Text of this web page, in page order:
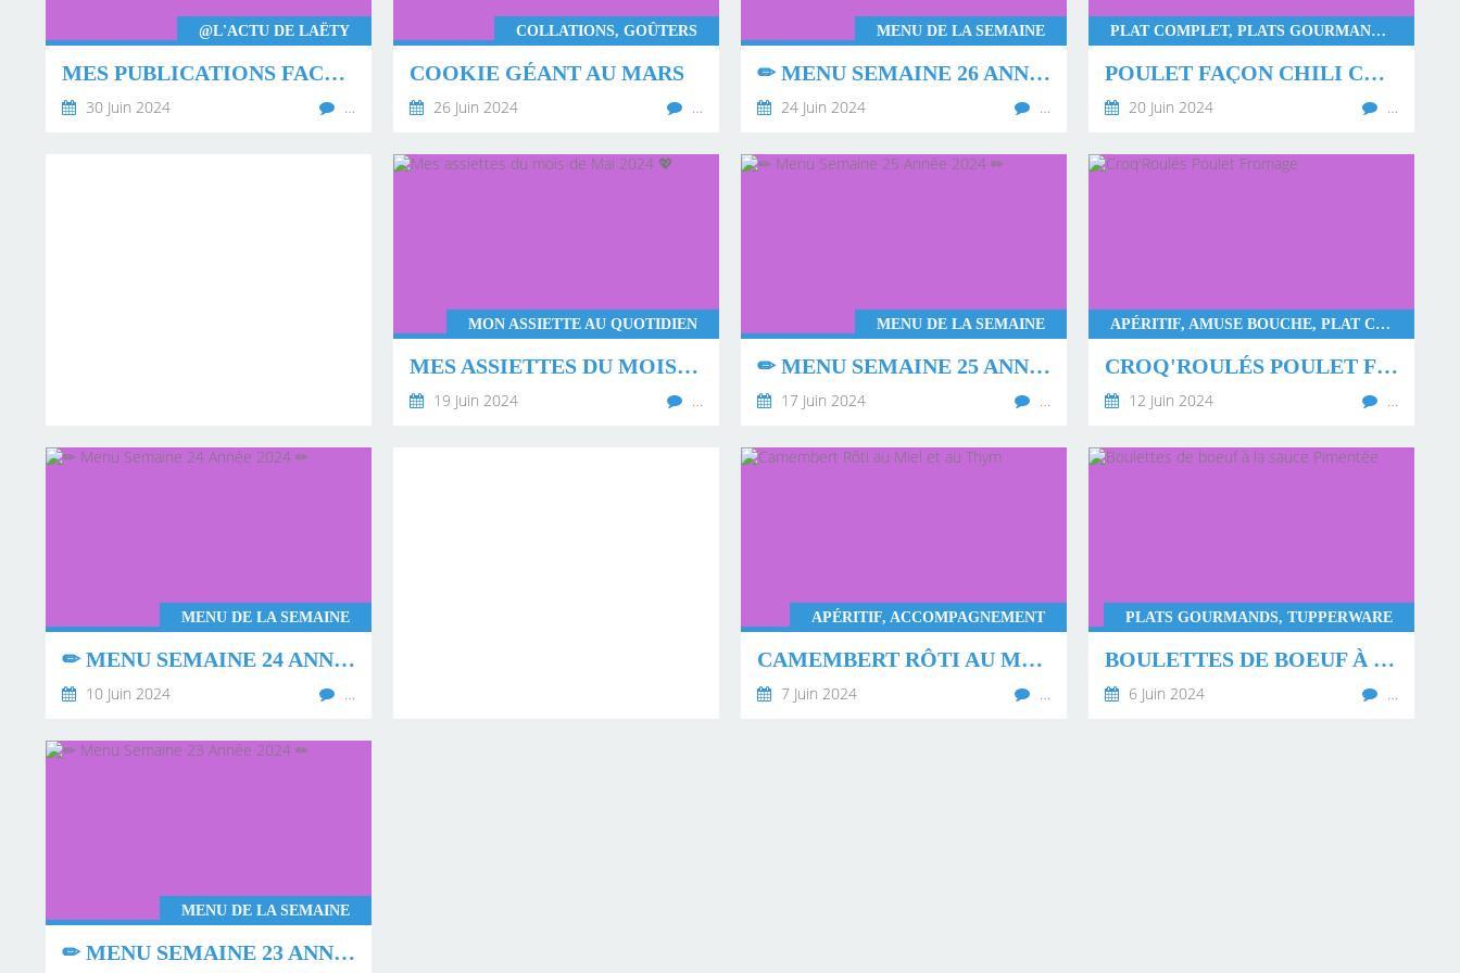
@L'ACTU DE LAËTY
MES PUBLICATIONS FACEBOOK DE MAI 2024 🌤
30 Juin 2024 …
COLLATIONS, GOÛTERS
COOKIE GÉANT AU MARS
26 Juin 2024 …
MENU DE LA SEMAINE
✏ MENU SEMAINE 26 ANNÉE 2024 ✏
24 Juin 2024 …
PLAT COMPLET, PLATS GOURMANDS, PLATS RAPIDES
POULET FAÇON CHILI CON CARNE
20 Juin 2024 …
MON ASSIETTE AU QUOTIDIEN
MES ASSIETTES DU MOIS DE MAI 2024 💖
19 Juin 2024 …
MENU DE LA SEMAINE
✏ MENU SEMAINE 25 ANNÉE 2024 ✏
17 Juin 2024 …
APÉRITIF, AMUSE BOUCHE, PLAT COMPLET, PLATS GOURMANDS
CROQ'ROULÉS POULET FROMAGE
12 Juin 2024 …
MENU DE LA SEMAINE
✏ MENU SEMAINE 24 ANNÉE 2024 ✏
10 Juin 2024 …
APÉRITIF, ACCOMPAGNEMENT
CAMEMBERT RÔTI AU MIEL ET AU THYM
7 Juin 2024 …
PLATS GOURMANDS, TUPPERWARE
BOULETTES DE BOEUF À LA SAUCE PIMENTÉE
6 Juin 2024 …
MENU DE LA SEMAINE
✏ MENU SEMAINE 23 ANNÉE 2024 ✏